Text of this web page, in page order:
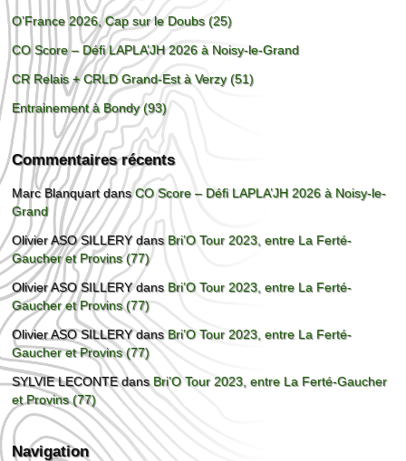
O’France 2026, Cap sur le Doubs (25)
CO Score – Défi LAPLA’JH 2026 à Noisy-le-Grand
CR Relais + CRLD Grand-Est à Verzy (51)
Entrainement à Bondy (93)
Commentaires récents
Marc BlanquartdansCO Score – Défi LAPLA’JH 2026 à Noisy-le-
Grand
Olivier ASO SILLERYdans Bri’O Tour 2023, entre La Ferté-
Gaucher et Provins (77)
Olivier ASO SILLERYdans Bri’O Tour 2023, entre La Ferté-
Gaucher et Provins (77)
Olivier ASO SILLERYdansBri’O Tour 2023, entre La Ferté-
Gaucher et Provins (77)
SYLVIE LECONTEdansBri’O Tour 2023, entre La Ferté-Gaucher
et Provins (77)
Navigation